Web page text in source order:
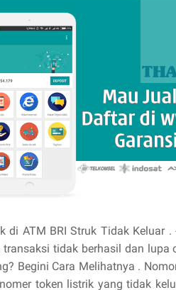
di ATM BRI Struk Tidak Keluar
tidak berhasil dan
Begini Cara Melihatnya .
token listrik yang tidak